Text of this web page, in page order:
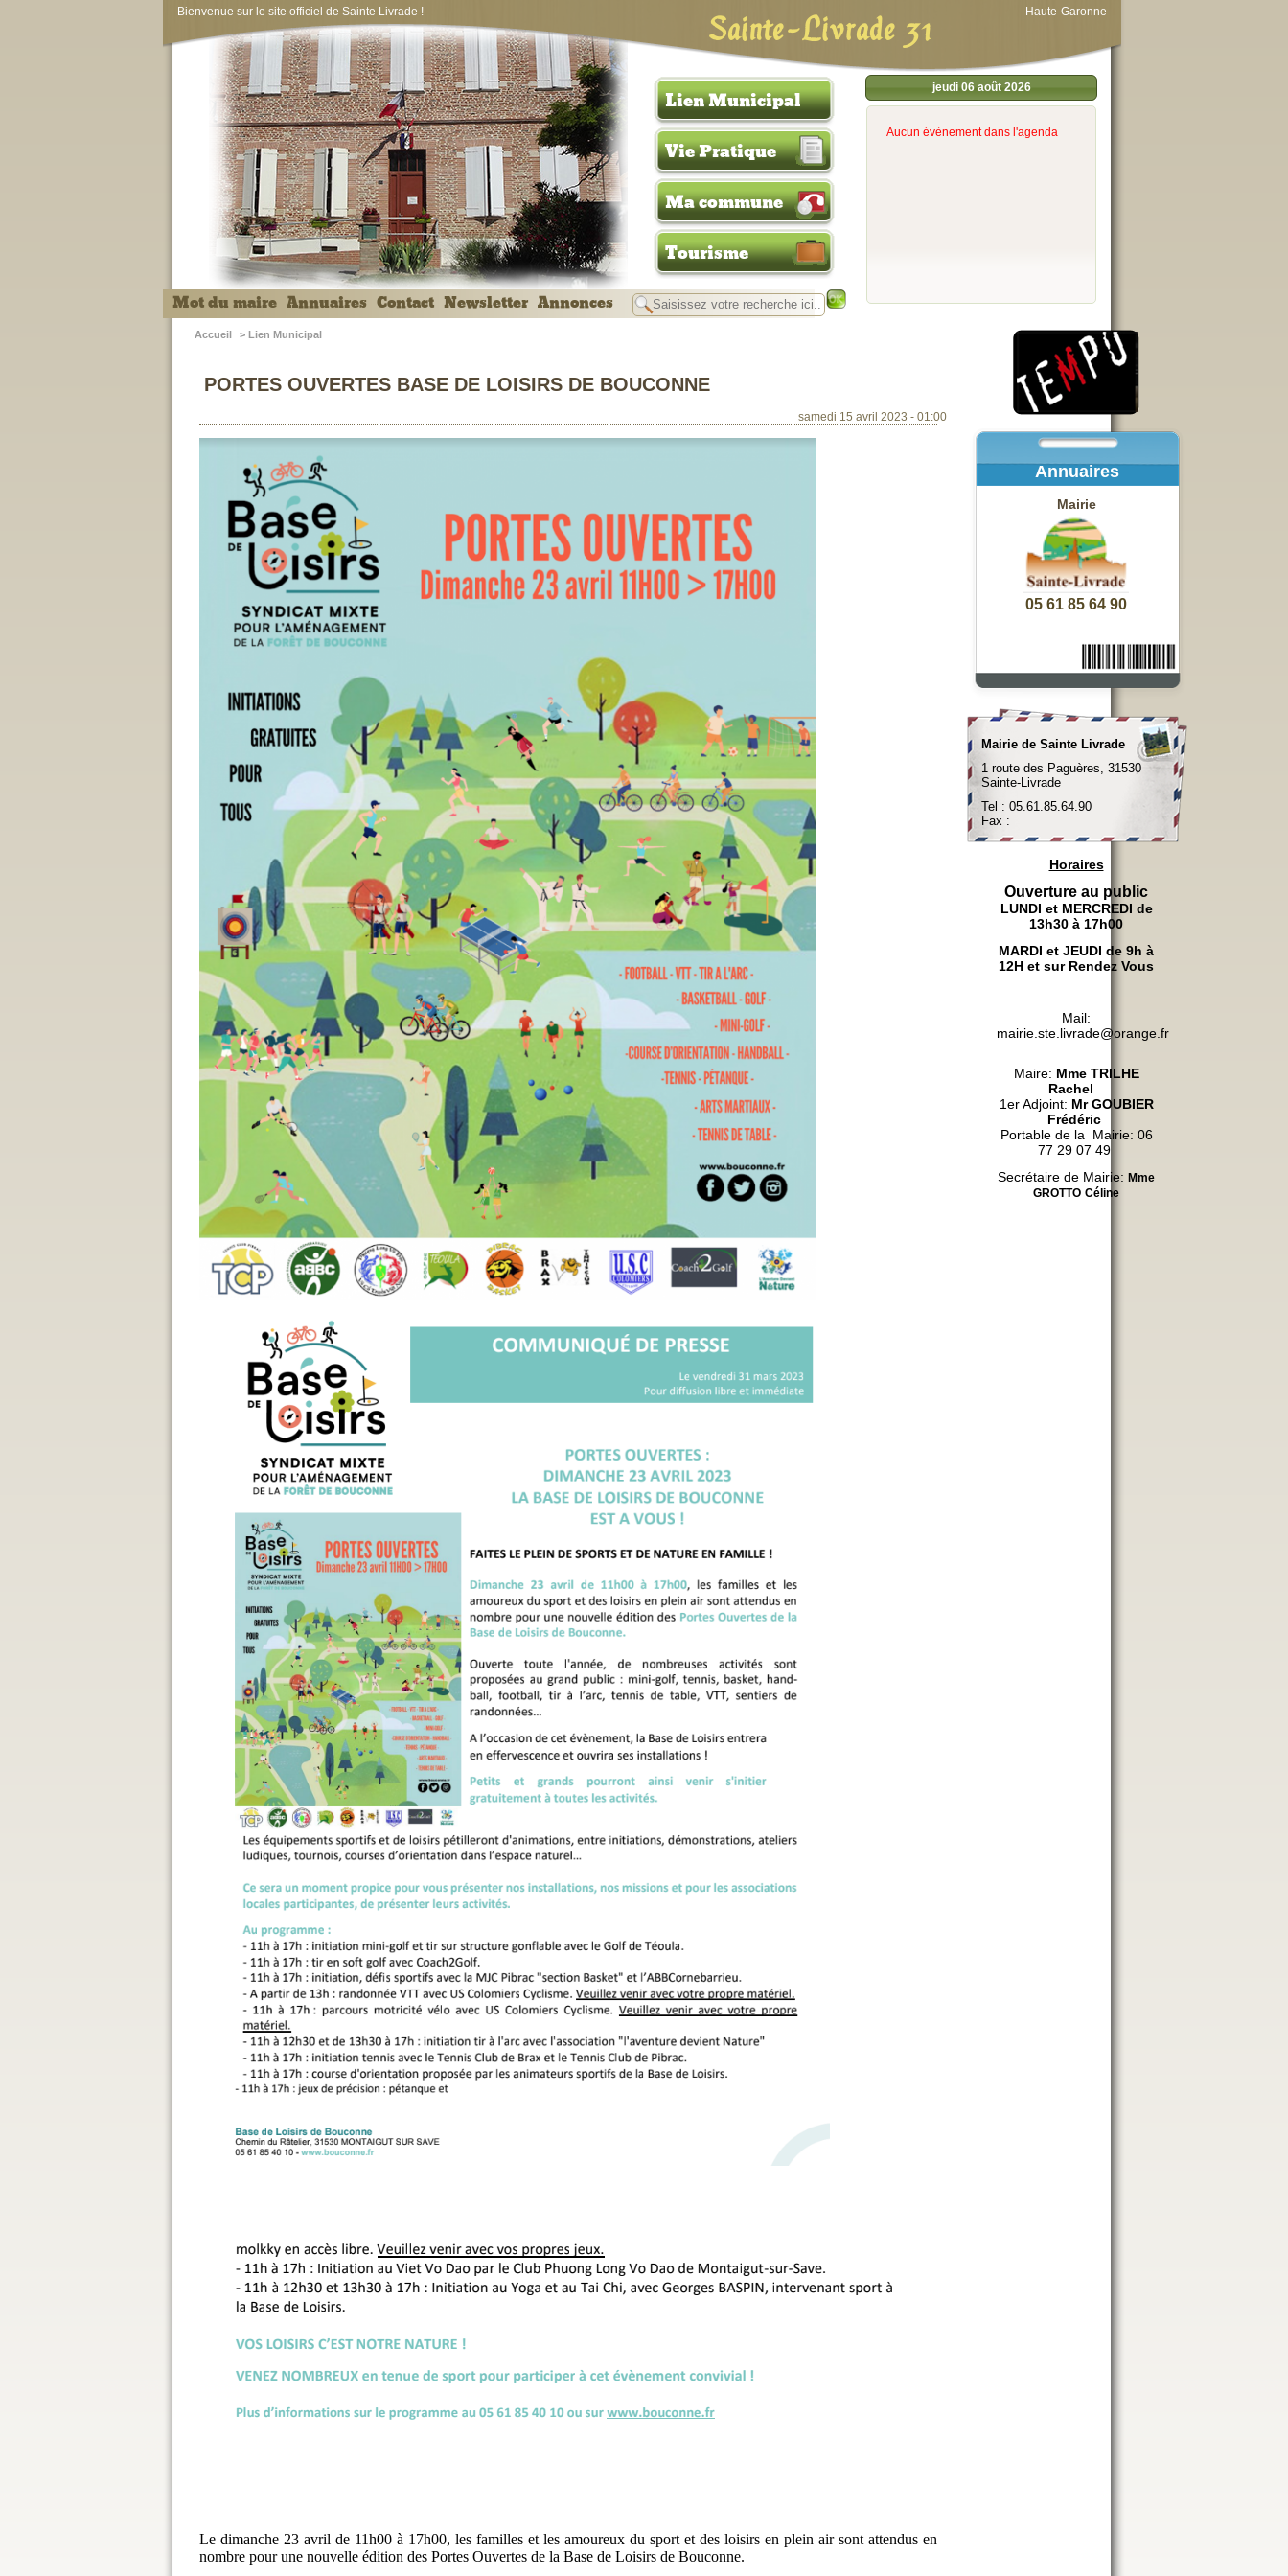
Bienvenue sur le site officiel de Sainte Livrade ! Sainte-Livrade 31 Haute-Garonne
Mot du maire Annuaires Contact Newsletter Annonces
Lien Municipal
Vie Pratique
Ma commune
Tourisme
jeudi 06 août 2026
Aucun évènement dans l'agenda
Accueil > Lien Municipal
PORTES OUVERTES BASE DE LOISIRS DE BOUCONNE
samedi 15 avril 2023 - 01:00
Le dimanche 23 avril de 11h00 à 17h00, les familles et les amoureux du sport et des loisirs en plein air sont attendus en
nombre pour une nouvelle édition des Portes Ouvertes de la Base de Loisirs de Bouconne.
Annuaires
Mairie
05 61 85 64 90
Mairie de Sainte Livrade
1 route des Paguères, 31530
Sainte-Livrade
Tel : 05.61.85.64.90
Fax :
Horaires
Ouverture au public
LUNDI et MERCREDI de
13h30 à 17h00
MARDI et JEUDI de 9h à
12H et sur Rendez Vous
Mail:
mairie.ste.livrade@orange.fr
Maire: Mme TRILHE
Rachel
1er Adjoint: Mr GOUBIER
Frédéric
Portable de la Mairie: 06
77 29 07 49
Secrétaire de Mairie: Mme
GROTTO Céline